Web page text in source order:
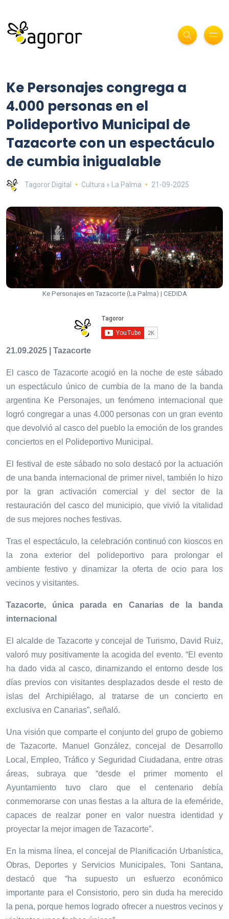
Ke Personajes congrega a
4.000 personas en el
Polideportivo Municipal de
Tazacorte con un espectáculo
de cumbia inigualable
Tagoror Digital Cultura » La Palma 21-09-2025
Ke Personajes en Tazacorte (La Palma) | CEDIDA
21.09.2025 | Tazacorte
El casco de Tazacorte acogió en la noche de este sábado
un espectáculo único de cumbia de la mano de la banda
argentina Ke Personajes, un fenómeno internacional que
logró congregar a unas 4.000 personas con un gran evento
que devolvió al casco del pueblo la emoción de los grandes
conciertos en el Polideportivo Municipal.
El festival de este sábado no solo destacó por la actuación
de una banda internacional de primer nivel, también lo hizo
por la gran activación comercial y del sector de la
restauración del casco del municipio, que vivió la vitalidad
de sus mejores noches festivas.
Tras el espectáculo, la celebración continuó con kioscos en
la zona exterior del polideportivo para prolongar el
ambiente festivo y dinamizar la oferta de ocio para los
vecinos y visitantes.
Tazacorte, única parada en Canarias de la banda
internacional
El alcalde de Tazacorte y concejal de Turismo, David Ruiz,
valoró muy positivamente la acogida del evento. “El evento
ha dado vida al casco, dinamizando el entorno desde los
días previos con visitantes desplazados desde el resto de
islas del Archipiélago, al tratarse de un concierto en
exclusiva en Canarias”, señaló.
Una visión que comparte el conjunto del grupo de gobierno
de Tazacorte. Manuel González, concejal de Desarrollo
Local, Empleo, Tráfico y Seguridad Ciudadana, entre otras
áreas, subraya que “desde el primer momento el
Ayuntamiento tuvo claro que el centenario debía
conmemorarse con unas fiestas a la altura de la efeméride,
capaces de realzar poner en valor nuestra identidad y
proyectar la mejor imagen de Tazacorte”.
En la misma línea, el concejal de Planificación Urbanística,
Obras, Deportes y Servicios Municipales, Toni Santana,
destacó que “ha supuesto un esfuerzo económico
importante para el Consistorio, pero sin duda ha merecido
la pena, porque hemos logrado ofrecer a nuestros vecinos y